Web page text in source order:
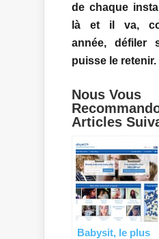
de chaque
là et il va,
année, défiler
puisse le retenir.
Nous Vous
Articles
Babysit, le plus